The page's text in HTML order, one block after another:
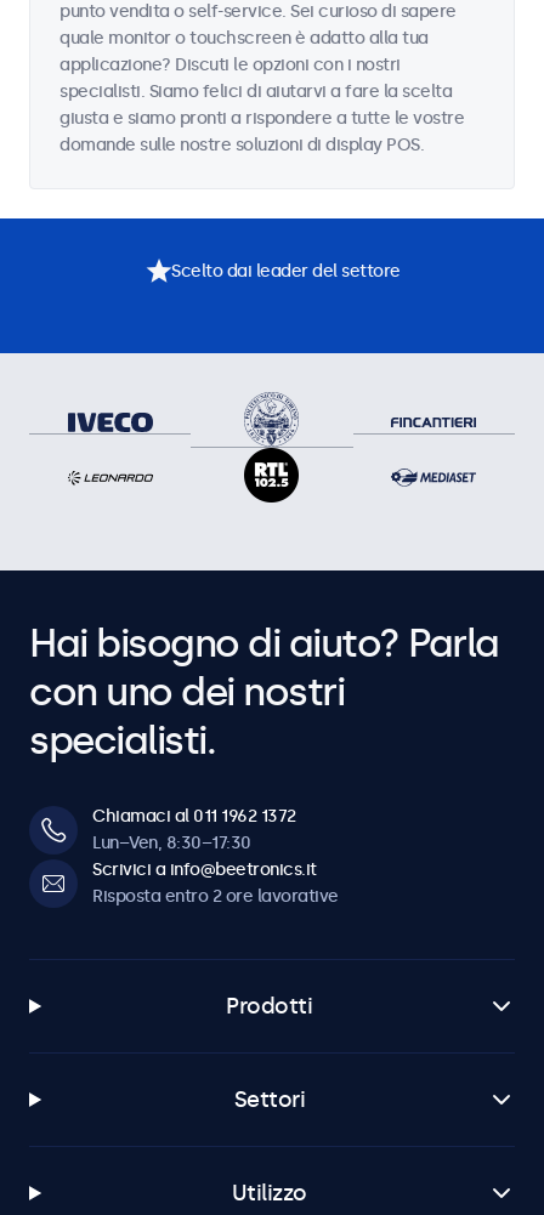
punto vendita o self-service. Sei curioso di sapere
quale monitor o touchscreen è adatto alla tua
applicazione? Discuti le opzioni con i nostri
specialisti. Siamo felici di aiutarvi a fare la scelta
giusta e siamo pronti a rispondere a tutte le vostre
domande sulle nostre soluzioni di display POS.
Scelto dai leader del settore
Hai bisogno di aiuto? Parla
con uno dei nostri
specialisti.
Chiamaci al 011 1962 1372
Lun–Ven, 8:30–17:30
Scrivici a info@beetronics.it
Risposta entro 2 ore lavorative
Prodotti
Settori
Utilizzo